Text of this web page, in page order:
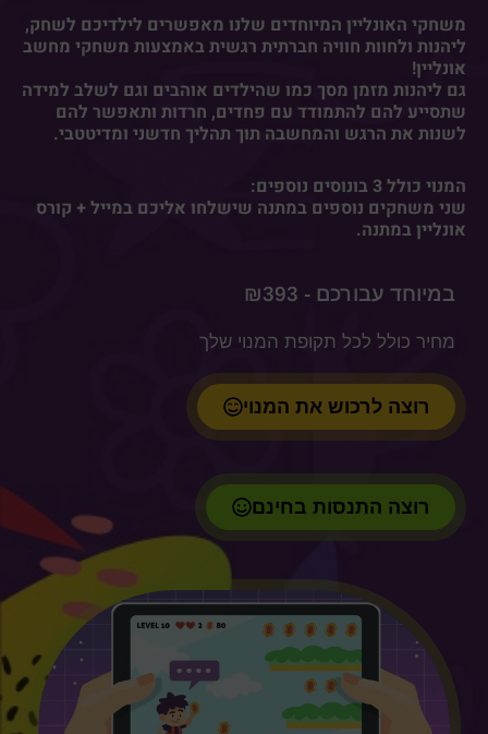
משחקי האונליין המיוחדים שלנו מאפשרים לילדיכם לשחק,
ליהנות ולחוות חוויה חברתית רגשית באמצעות משחקי מחשב
אונליין!
גם ליהנות מזמן מסך כמו שהילדים אוהבים וגם לשלב למידה
שתסייע להם להתמודד עם פחדים, חרדות ותאפשר להם
לשנות את הרגש והמחשבה תוך תהליך חדשני ומדיטטבי.
המנוי כולל 3 בונוסים נוספים:
שני משחקים נוספים במתנה שישלחו אליכם במייל + קורס
אונליין במתנה.
₪393
מחיר כולל לכל תקופת המנוי שלך
רוצה לרכוש את המנוי
רוצה התנסות בחינם